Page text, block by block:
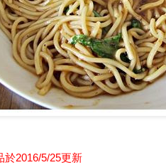
於2016/5/25更新